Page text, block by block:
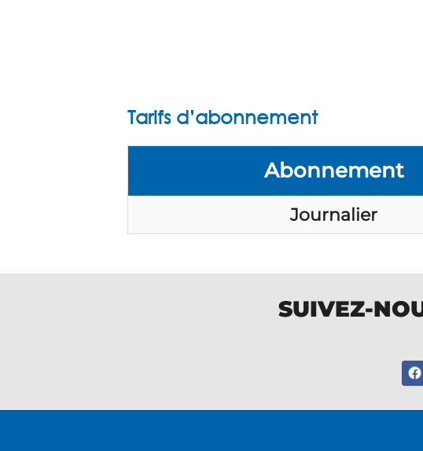
Tarifs d’abonnement
Abonnement​
Journalier
SUIVEZ-